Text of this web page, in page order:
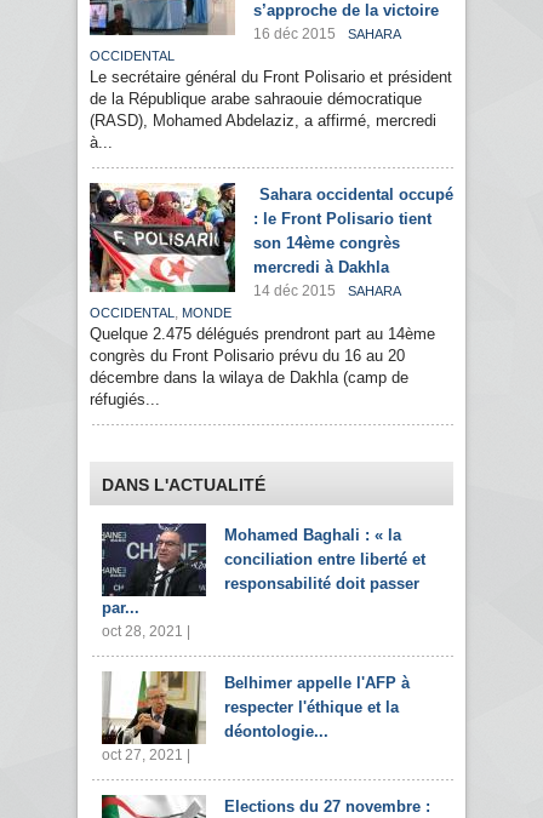
s’approche de la victoire
16 déc 2015
SAHARA
OCCIDENTAL
Le secrétaire général du Front Polisario et président
de la République arabe sahraouie démocratique
(RASD), Mohamed Abdelaziz, a affirmé, mercredi
à...
Sahara occidental occupé
: le Front Polisario tient
son 14ème congrès
mercredi à Dakhla
14 déc 2015
SAHARA
OCCIDENTAL , MONDE
Quelque 2.475 délégués prendront part au 14ème
congrès du Front Polisario prévu du 16 au 20
décembre dans la wilaya de Dakhla (camp de
réfugiés...
DANS L'ACTUALITÉ
Mohamed Baghali : « la
conciliation entre liberté et
responsabilité doit passer
par...
oct 28, 2021 |
Belhimer appelle l'AFP à
respecter l'éthique et la
déontologie...
oct 27, 2021 |
Elections du 27 novembre :